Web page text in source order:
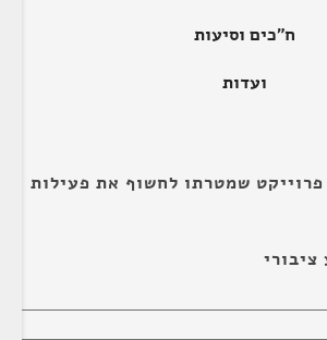
ח"כים וסיעות
ועדות
שמטרתו לחשוף את פעילות